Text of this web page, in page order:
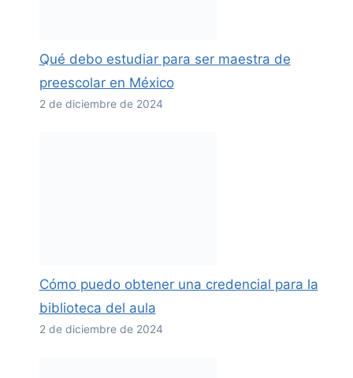
Qué debo estudiar para ser maestra de
preescolar en México
2 de diciembre de 2024
Cómo puedo obtener una credencial para la
biblioteca del aula
2 de diciembre de 2024